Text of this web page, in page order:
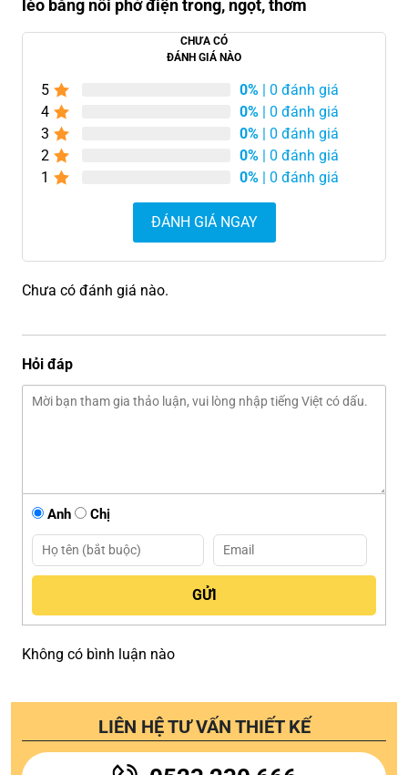
lèo bằng nồi phở điện trong, ngọt, thơm
CHƯA CÓ
ĐÁNH GIÁ NÀO
5 0% | 0 đánh giá
4
0% | 0 đánh giá
3
0% | 0 đánh giá
2
0% | 0 đánh giá
1
0% | 0 đánh giá
ĐÁNH GIÁ NGAY
Chưa có đánh giá nào.
Hỏi đáp
Anh Chị
Không có bình luận nào
LIÊN HỆ TƯ VẤN THIẾT KẾ